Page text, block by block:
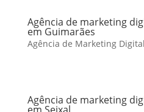
Agência de marketing
em Guimarães
Agência de Marketing
Agência de marketing